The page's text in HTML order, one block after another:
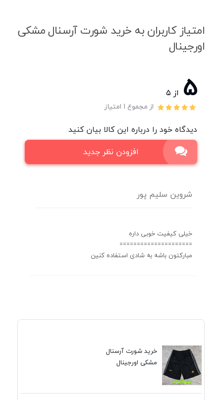
امتیاز کاربران به خرید شورت آرسنال مشکی
اورجینال
5 از ۵
از مجموع 1 امتیاز
دیدگاه خود را درباره این کالا بیان کنید
افزودن نظر جدید
شروین سلیم پور
خیلی کیفیت خوبی داره
=====================
مبارکتون باشه به شادی استفاده کنین
خرید شورت آرسنال
مشکی اورجینال